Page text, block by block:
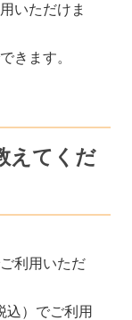
いただけま
きます。
えてくだ
利用いただ
込）でご利用